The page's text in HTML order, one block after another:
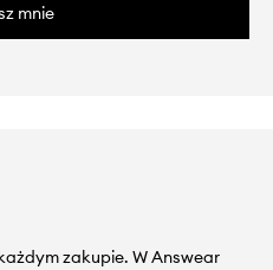
mnie
zakupie. W Answear